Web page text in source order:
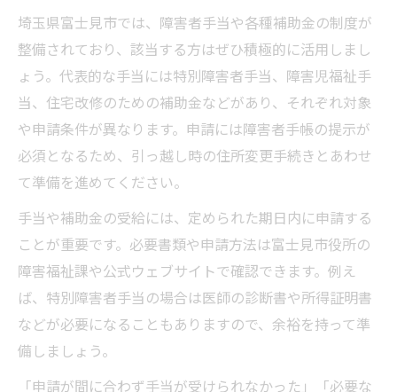
埼玉県富士見市では、障害者手当や各種補助金の制度が
整備されており、該当する方はぜひ積極的に活用しまし
ょう。代表的な手当には特別障害者手当、障害児福祉手
当、住宅改修のための補助金などがあり、それぞれ対象
や申請条件が異なります。申請には障害者手帳の提示が
必須となるため、引っ越し時の住所変更手続きとあわせ
て準備を進めてください。
手当や補助金の受給には、定められた期日内に申請する
ことが重要です。必要書類や申請方法は富士見市役所の
障害福祉課や公式ウェブサイトで確認できます。例え
ば、特別障害者手当の場合は医師の診断書や所得証明書
などが必要になることもありますので、余裕を持って準
備しましょう。
「申請が間に合わず手当が受けられなかった」「必要な